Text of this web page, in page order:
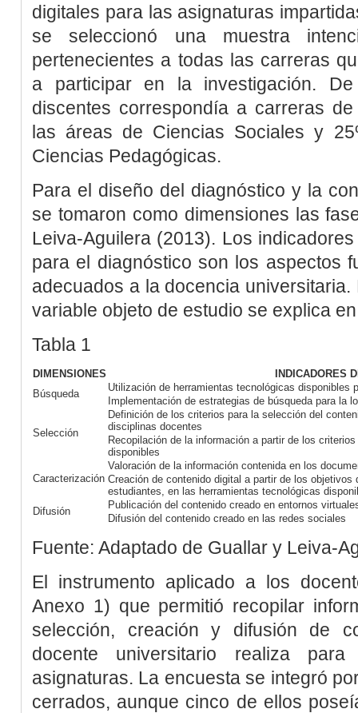
digitales para las asignaturas
se seleccionó una muestra
pertenecientes a todas las carreras
a participar en la investigación.
discentes correspondía a carreras
las áreas de Ciencias Sociales y
Ciencias Pedagógicas.
Para el diseño del diagnóstico y la
se tomaron como dimensiones las
Leiva-Aguilera (2013). Los
para el diagnóstico son los aspectos
adecuados a la docencia
variable objeto de estudio se explica
Tabla 1
DIMENSIONES
INDICADORES
Búsqueda
Utilización de herramientas tecnológicas disponibles
Implementación de estrategias de búsqueda para la
Selección
Definición de los criterios para la selección del
disciplinas docentes
Recopilación de la información a partir de los
disponibles
Caracterización
Valoración de la información contenida en los
Creación de contenido digital a partir de los
estudiantes, en las herramientas tecnológicas
Difusión
Publicación del contenido creado en entornos
Difusión del contenido creado en las redes sociales
Fuente: Adaptado de Guallar y Leiva-
El instrumento aplicado a los
Anexo 1) que permitió recopilar
selección, creación y difusión de
docente universitario realiza
asignaturas. La encuesta se integró
cerrados, aunque cinco de ellos